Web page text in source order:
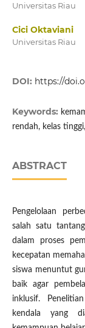
Universitas Riau
Cici Oktaviani
Universitas Riau
DOI: https://
Keywords:
rendah, kelas
ABSTRACT
Pengelolaan
salah satu
dalam proses
kecepatan
siswa menuntut
baik agar
inklusif.
kendala yang